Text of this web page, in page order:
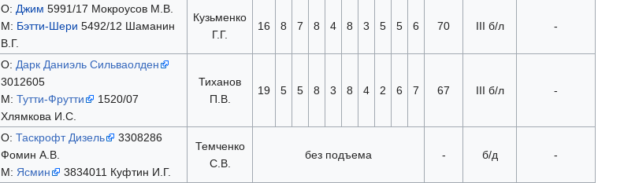
О: Джим 5991/17 Мокроусов М.В.
М: Бэтти-Шери 5492/12 Шаманин
В.Г.
Кузьменко
Г.Г.
16 8 7 8 4 8 3 5 5 6 70 III б/л -
О: Дарк Даниэль Сильваолден
3012605
М: Тутти-Фрутти
1520/07
Хлямкова И.С.
Тиханов
П.В.
19 5 5 8 3 8 4 2 6 7 67 III б/л -
О: Таскрофт Дизель
3308286
Фомин А.В.
М: Ясмин 3834011 Куфтин И.Г.
Темченко
С.В.
без подъема - б/д -